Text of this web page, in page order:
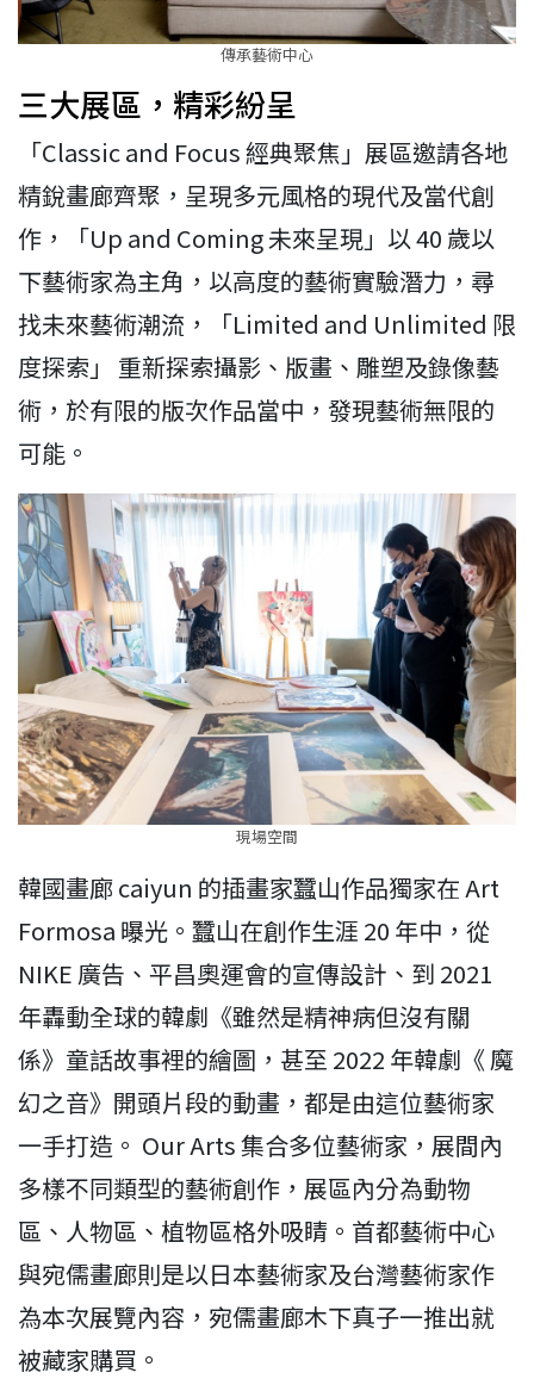
傳承藝術中心
三大展區，精彩紛呈
「Classic and Focus 經典聚焦」展區邀請各地
精銳畫廊齊聚，呈現多元風格的現代及當代創
作，「Up and Coming 未來呈現」以 40 歲以
下藝術家為主角，以高度的藝術實驗潛力，尋
找未來藝術潮流，「Limited and Unlimited 限
度探索」 重新探索攝影、版畫、雕塑及錄像藝
術，於有限的版次作品當中，發現藝術無限的
可能。
現場空間
韓國畫廊 caiyun 的插畫家蠶山作品獨家在 Art
Formosa 曝光。蠶山在創作生涯 20 年中，從
NIKE 廣告、平昌奧運會的宣傳設計、到 2021
年轟動全球的韓劇《雖然是精神病但沒有關
係》童話故事裡的繪圖，甚至 2022 年韓劇《 魔
幻之音》開頭片段的動畫，都是由這位藝術家
一手打造。 Our Arts 集合多位藝術家，展間內
多樣不同類型的藝術創作，展區內分為動物
區、人物區、植物區格外吸睛。首都藝術中心
與宛儒畫廊則是以日本藝術家及台灣藝術家作
為本次展覽內容，宛儒畫廊木下真子一推出就
被藏家購買。